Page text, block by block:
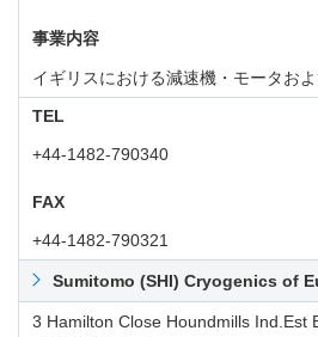
事業内容
イギリスにおける減速機・モータお
TEL
+44-1482-790340
FAX
+44-1482-790321
Sumitomo (SHI) Cryogenics of
3 Hamilton Close Houndmills Ind.Est